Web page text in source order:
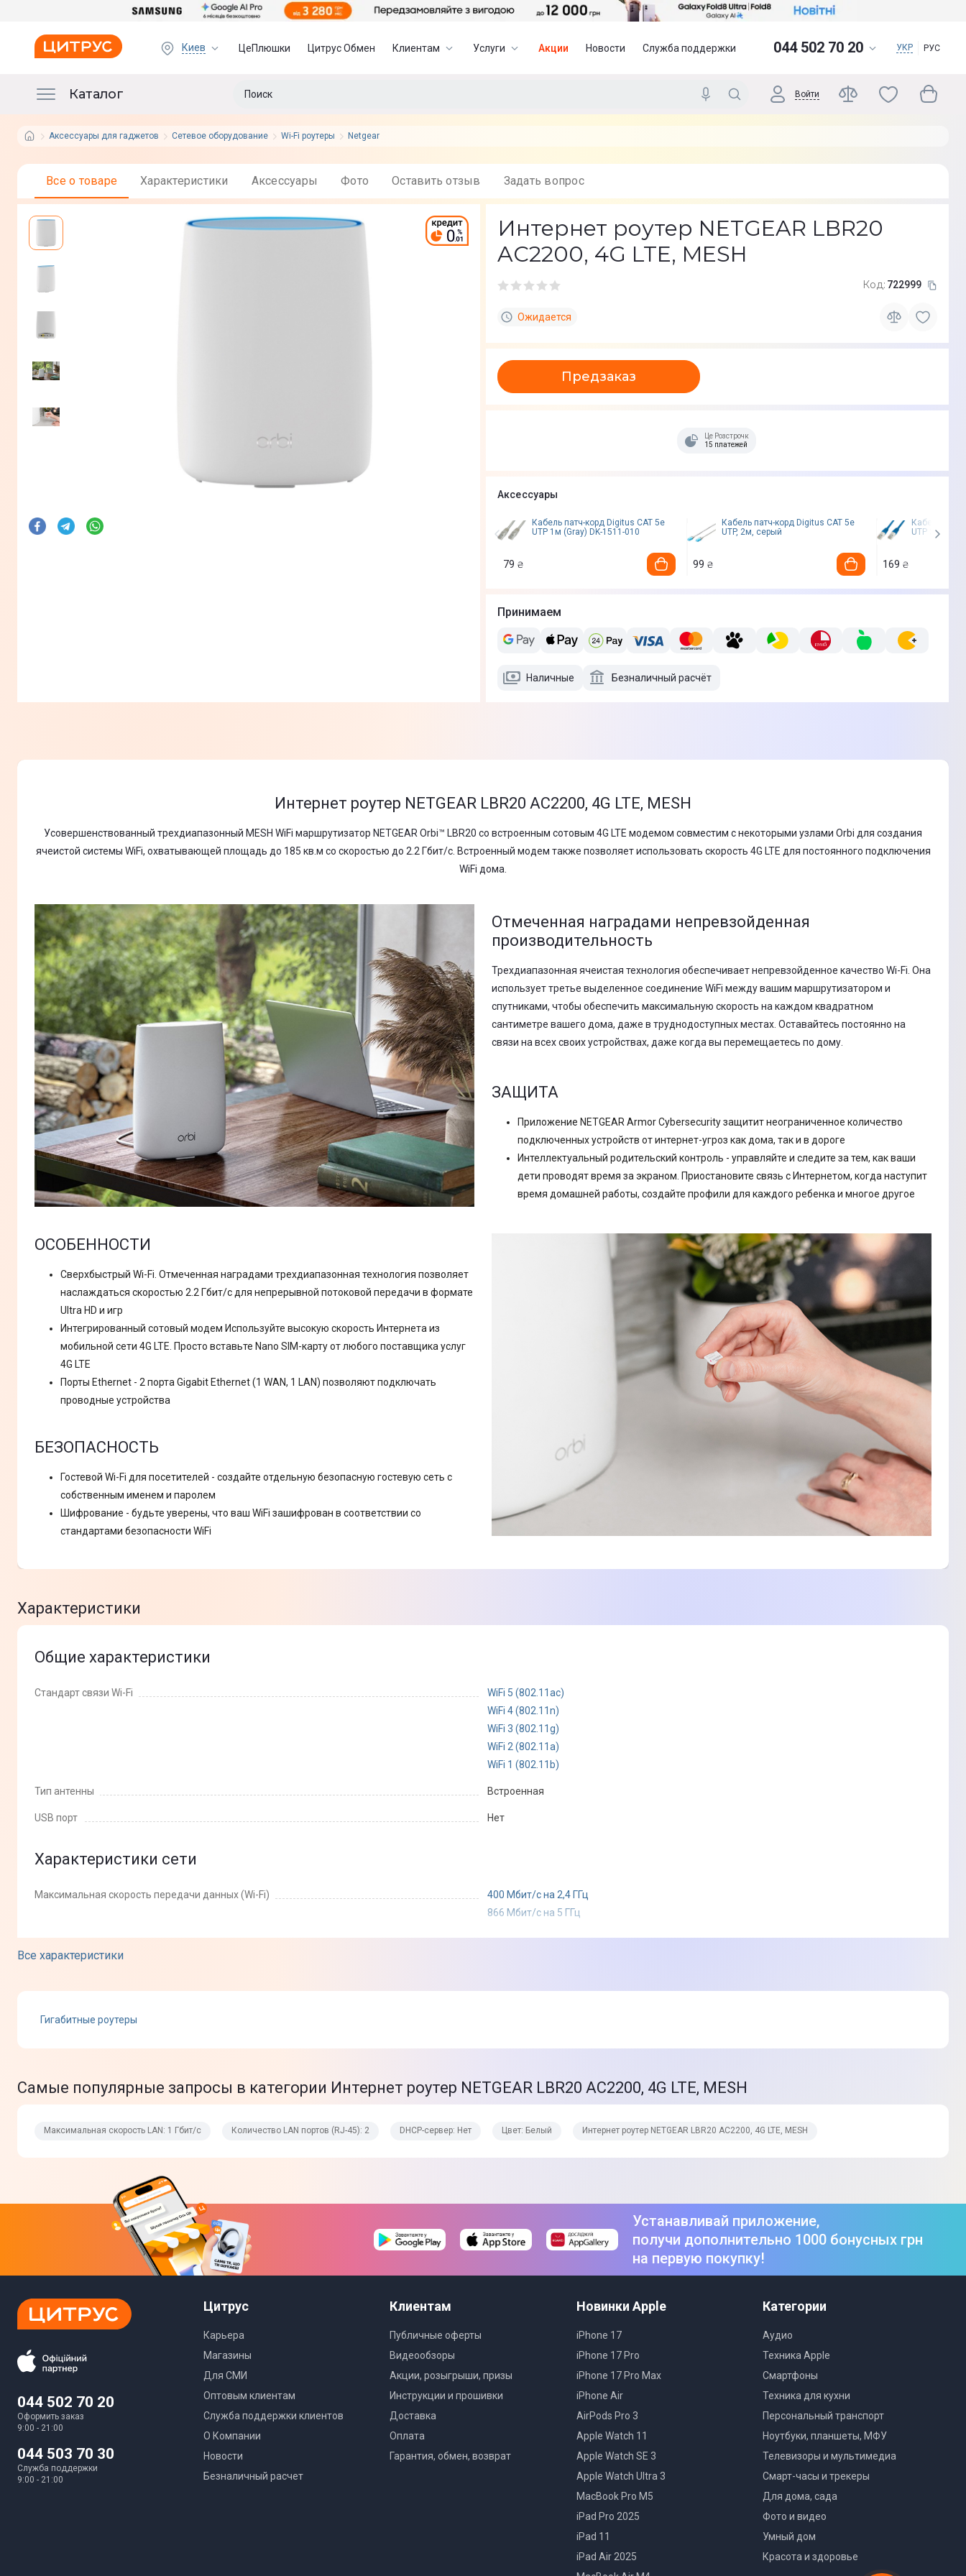
Киев ЦеПлюшки Цитрус Обмен Клиентам Услуги Акции Новости Служба поддержки 044 502 70 20 УКР РУС
Каталог Войти
Аксессуары для гаджетов Сетевое оборудование Wi-Fi роутеры Netgear
Все о товаре Характеристики Аксессуары Фото Оставить отзыв Задать вопрос
Интернет роутер NETGEAR LBR20
AC2200, 4G LTE, MESH
Код: 722999
Ожидается
Предзаказ
Це Розстрочка
15 платежей
Аксессуары
Кабель патч-корд Digitus CAT 5e
UTP 1м (Gray) DK-1511-010
79 ₴
Кабель патч-корд Digitus CAT 5e
UTP, 2м, серый
99 ₴
Кабель
UTP 3м
169 ₴
Принимаем
Наличные Безналичный расчёт
Интернет роутер NETGEAR LBR20 AC2200, 4G LTE, MESH
Усовершенствованный трехдиапазонный MESH WiFi маршрутизатор NETGEAR Orbi™ LBR20 со встроенным сотовым 4G LTE модемом совместим с некоторыми узлами Orbi для создания
ячеистой системы WiFi, охватывающей площадь до 185 кв.м со скоростью до 2.2 Гбит/с. Встроенный модем также позволяет использовать скорость 4G LTE для постоянного подключения
WiFi дома.
Отмеченная наградами непревзойденная
производительность
Трехдиапазонная ячеистая технология обеспечивает непревзойденное качество Wi-Fi. Она
использует третье выделенное соединение WiFi между вашим маршрутизатором и
спутниками, чтобы обеспечить максимальную скорость на каждом квадратном
сантиметре вашего дома, даже в труднодоступных местах. Оставайтесь постоянно на
связи на всех своих устройствах, даже когда вы перемещаетесь по дому.
ЗАЩИТА
Приложение NETGEAR Armor Cybersecurity защитит неограниченное количество
подключенных устройств от интернет-угроз как дома, так и в дороге
Интеллектуальный родительский контроль - управляйте и следите за тем, как ваши
дети проводят время за экраном. Приостановите связь с Интернетом, когда наступит
время домашней работы, создайте профили для каждого ребенка и многое другое
ОСОБЕННОСТИ
Сверхбыстрый Wi-Fi. Отмеченная наградами трехдиапазонная технология позволяет
наслаждаться скоростью 2.2 Гбит/с для непрерывной потоковой передачи в формате
Ultra HD и игр
Интегрированный сотовый модем Используйте высокую скорость Интернета из
мобильной сети 4G LTE. Просто вставьте Nano SIM-карту от любого поставщика услуг
4G LTE
Порты Ethernet - 2 порта Gigabit Ethernet (1 WAN, 1 LAN) позволяют подключать
проводные устройства
БЕЗОПАСНОСТЬ
Гостевой Wi-Fi для посетителей - создайте отдельную безопасную гостевую сеть с
собственным именем и паролем
Шифрование - будьте уверены, что ваш WiFi зашифрован в соответствии со
стандартами безопасности WiFi
Характеристики
Все характеристики
Общие характеристики
Стандарт связи Wi-Fi
WiFi 5 (802.11ac)
WiFi 4 (802.11n)
WiFi 3 (802.11g)
WiFi 2 (802.11a)
WiFi 1 (802.11b)
Тип антенны Встроенная
USB порт Нет
Характеристики сети
Максимальная скорость передачи данных (Wi-Fi)
400 Мбит/с на 2,4 ГГц
866 Мбит/с на 5 ГГц
Максимальная скорость LAN 1 Гбит/с
Количество LAN портов (RJ-45)
Шифрование по технологии WEP
Шифрование по технологии AES
Сетевые функции
Нет
Поддержка WMM (WiFi multimedia) Нет
SPI
Удаленное управление
Фильтрация MAC-адресов
Нет
Фильтрация содержимого URL (контент-фильтр)
NAT
Фильтрация IP-адресов Нет
Гигабитные роутеры
Самые популярные запросы в категории Интернет роутер NETGEAR LBR20 AC2200, 4G LTE, MESH
Максимальная скорость LAN: 1 Гбит/с Количество LAN портов (RJ-45): 2 DHCP-сервер: Нет Цвет: Белый Интернет роутер NETGEAR LBR20 AC2200, 4G LTE, MESH
Устанавливай приложение,
получи дополнительно 1000 бонусных грн
на первую покупку!
044 502 70 20
Оформить заказ
9:00 - 21:00
044 503 70 30
Служба поддержки
9:00 - 21:00
Цитрус
Карьера
Магазины
Для СМИ
Оптовым клиентам
Служба поддержки клиентов
О Компании
Новости
Безналичный расчет
Клиентам
Публичные оферты
Видеообзоры
Акции, розыгрыши, призы
Инструкции и прошивки
Доставка
Оплата
Гарантия, обмен, возврат
Новинки Apple
iPhone 17
iPhone 17 Pro
iPhone 17 Pro Max
iPhone Air
AirPods Pro 3
Apple Watch 11
Apple Watch SE 3
Apple Watch Ultra 3
MacBook Pro M5
iPad Pro 2025
iPad 11
iPad Air 2025
Категории
Аудио
Техника Apple
Смартфоны
Техника для кухни
Персональный транспорт
Ноутбуки, планшеты, МФУ
Телевизоры и мультимедиа
Смарт-часы и трекеры
Для дома, сада
Фото и видео
Умный дом
Красота и здоровье